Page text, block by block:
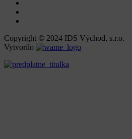
Copyright © 2024 IDS Východ, s.r.o.
Vytvorilo